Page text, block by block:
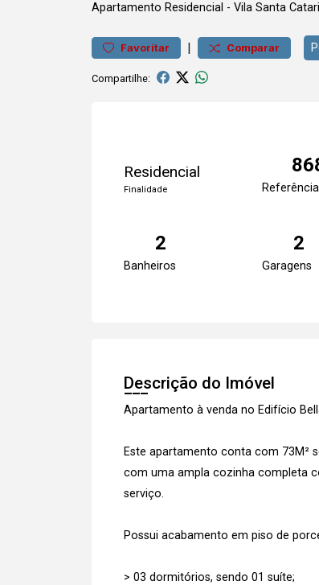
Apartamento Residencial - Vila Santa
Favoritar | Comparar
Compartilhe:
Residencial
Finalidade Referência
2
Banheiros
2
Garagens
Descrição do Imóvel
Apartamento à venda no Edifício
Este apartamento conta com 73M²
com uma ampla cozinha completa
serviço.
Possui acabamento em piso de
> 03 dormitórios, sendo 01 suíte;